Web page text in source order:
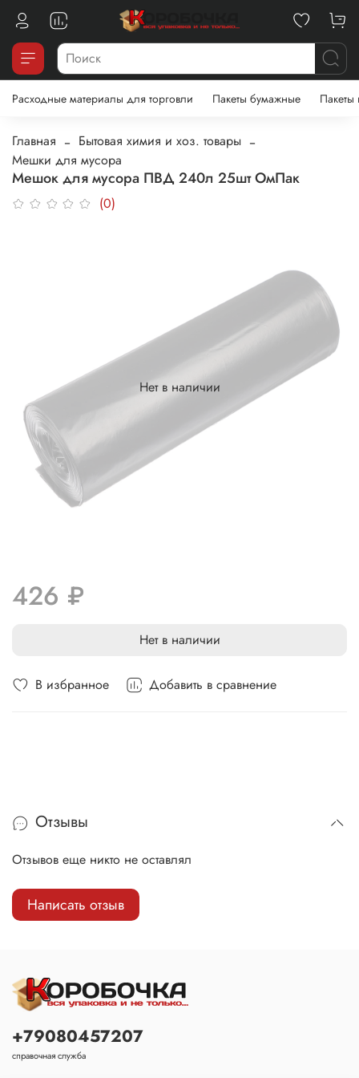
Расходные материалы для торговли Пакеты бумажные Пакеты
Главная
Бытовая химия и хоз. товары
Мешки для мусора
Мешок для мусора ПВД 240л 25шт ОмПак
(0)
В избранное Добавить в сравнение
Нет в наличии
426 ₽
Нет в наличии
Отзывы
Отзывов еще никто не оставлял
Написать отзыв
+79080457207
справочная служба